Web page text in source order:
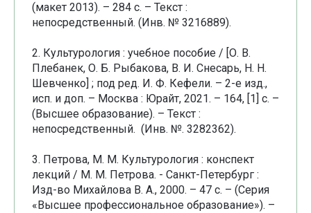
(макет 2013). – 284 с. – Текст :
непосредственный. (Инв. № 3216889).
2. Культурология : учебное пособие / [О. В.
Плебанек, О. Б. Рыбакова, В. И. Снесарь, Н. Н.
Шевченко] ; под ред. И. Ф. Кефели. – 2-е изд.,
исп. и доп. – Москва : Юрайт, 2021. – 164, [1] с. –
(Высшее образование). – Текст :
непосредственный. (Инв. №. 3282362).
3. Петрова, М. М. Культурология : конспект
лекций / М. М. Петрова. - Санкт-Петербург :
Изд-во Михайлова В. А., 2000. – 47 с. – (Серия
«Высшее профессиональное образование»). –